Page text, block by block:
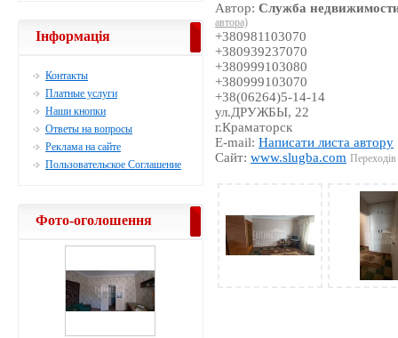
Автор:Служба
автора)
+380981103070
+380939237070
+380999103080
+380999103070
+38(06264)5-14-14
ул.ДРУЖБЫ, 22
г.Краматорск
E-mail:Написати листа автору
Сайт:www.slugba.com
Інформація
Контакты
Платные услуги
Наши кнопки
Ответы на вопросы
Реклама на сайте
Пользовательское Соглашение
Фото-оголошення